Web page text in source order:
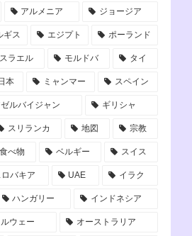
アルメニア ジョージア
ギス エジプト ポーランド
ラエル モルドバ タイ
本 ミャンマー スペイン
ルバイジャン ギリシャ
スリランカ 地図 宗教
食べ物 ベルギー スイス
ロバキア UAE イラク
ハンガリー インドネシア
ルウェー オーストラリア